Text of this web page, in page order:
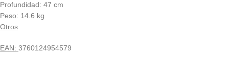
Profundidad: 47 cm
Peso: 14.6 kg
Otros
EAN: 3760124954579